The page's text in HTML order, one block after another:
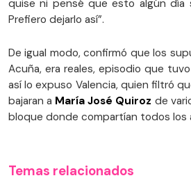
quise ni pensé que esto algún día
Prefiero dejarlo así”.
De igual modo, confirmó que los
Acuña, era reales, episodio que
así lo expuso Valencia, quien filtró
bajaran a María José Quiroz de
bloque donde compartían todos los
Temas relacionados